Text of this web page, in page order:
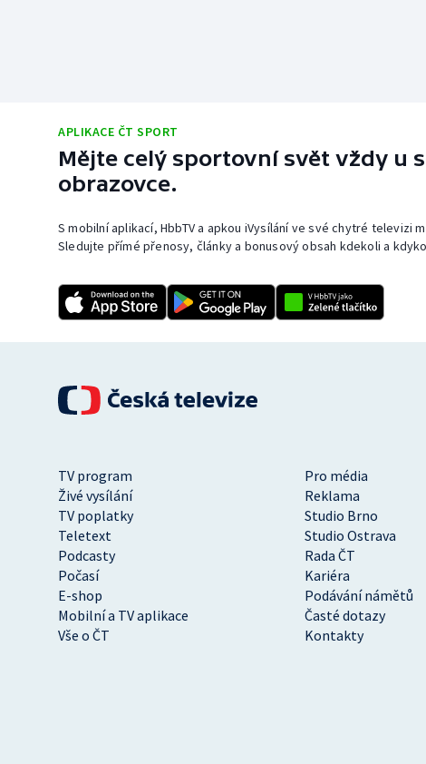
APLIKACE ČT SPORT
Mějte celý sportovní svět vždy u
obrazovce.
S mobilní aplikací, HbbTV a apkou iVysílání ve své chytré televizi
Sledujte přímé přenosy, články a bonusový obsah kdekoli a
TV program
Pro média
Živé vysílání
Reklama
TV poplatky
Studio Brno
Teletext
Studio Ostrava
Podcasty
Rada ČT
Počasí
Kariéra
E-shop
Podávání námětů
Mobilní a TV aplikace
Časté dotazy
Vše o ČT
Kontakty